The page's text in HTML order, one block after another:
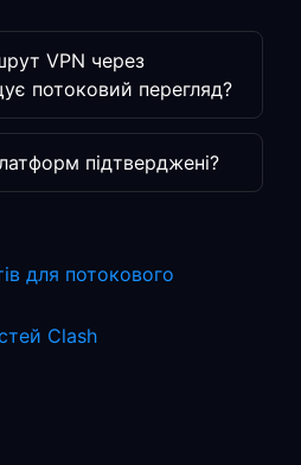
VPN через
потоковий перегляд?
підтверджені?
для потокового
Clash